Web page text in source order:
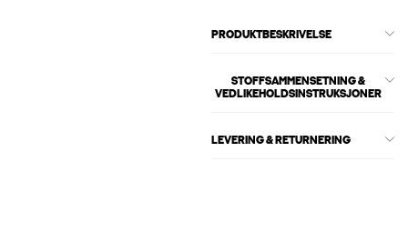
PRODUKTBESKRIVELSE
STOFFSAMMENSETNING &
VEDLIKEHOLDSINSTRUKSJONER
LEVERING & RETURNERING